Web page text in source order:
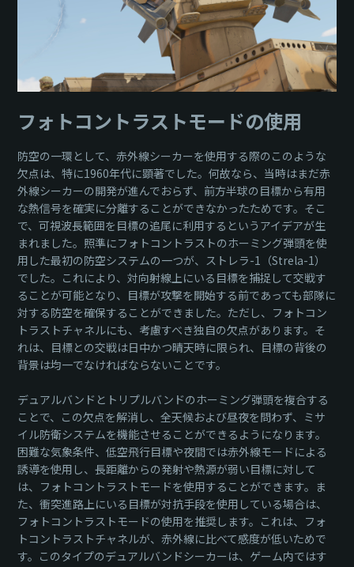
フォトコントラストモードの使用
防空の一環として、赤外線シーカーを使用する際のこのような
欠点は、特に1960年代に顕著でした。何故なら、当時はまだ赤
外線シーカーの開発が進んでおらず、前方半球の目標から有用
な熱信号を確実に分離することができなかったためです。そこ
で、可視波長範囲を目標の追尾に利用するというアイデアが生
まれました。照準にフォトコントラストのホーミング弾頭を使
用した最初の防空システムの一つが、ストレラ-1（Strela-1）
でした。これにより、対向射線上にいる目標を捕捉して交戦す
ることが可能となり、目標が攻撃を開始する前であっても部隊に
対する防空を確保することができました。ただし、フォトコン
トラストチャネルにも、考慮すべき独自の欠点があります。そ
れは、目標との交戦は日中かつ晴天時に限られ、目標の背後の
背景は均一でなければならないことです。
デュアルバンドとトリプルバンドのホーミング弾頭を複合する
ことで、この欠点を解消し、全天候および昼夜を問わず、ミサ
イル防衛システムを機能させることができるようになります。
困難な気象条件、低空飛行目標や夜間では赤外線モードによる
誘導を使用し、長距離からの発射や熱源が弱い目標に対して
は、フォトコントラストモードを使用することができます。ま
た、衝突進路上にいる目標が対抗手段を使用している場合は、
フォトコントラストモードの使用を推奨します。これは、フォ
トコントラストチャネルが、赤外線に比べて感度が低いためで
す。このタイプのデュアルバンドシーカーは、ゲーム内ではす